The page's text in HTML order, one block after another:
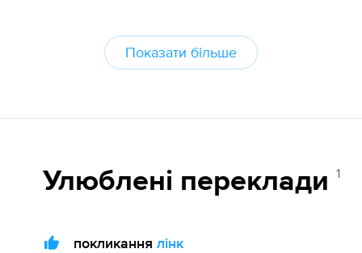
Показати більше
Улюблені переклади 1
покликання лінк